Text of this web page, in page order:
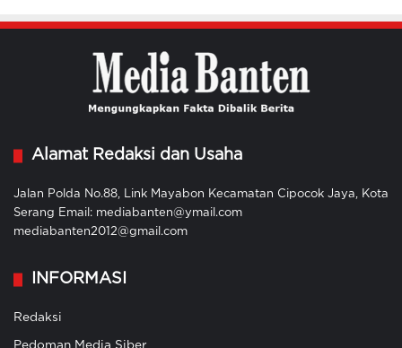
Alamat Redaksi dan Usaha
Jalan Polda No.88, Link Mayabon Kecamatan Cipocok Jaya, Kota
Serang Email: mediabanten@ymail.com
mediabanten2012@gmail.com
INFORMASI
Redaksi
Pedoman Media Siber